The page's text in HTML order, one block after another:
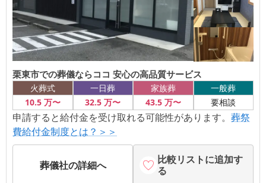
栗東市での葬儀ならココ 安心の高品質サービス
火葬式
10.5万〜
一日葬
32.5 万〜
家族葬
43.5万〜
一般葬
要相談
申請すると給付金を受け取れる可能性があります。 葬祭
費給付金制度とは？＞＞
葬儀社の詳細へ
比較リストに追加す
る